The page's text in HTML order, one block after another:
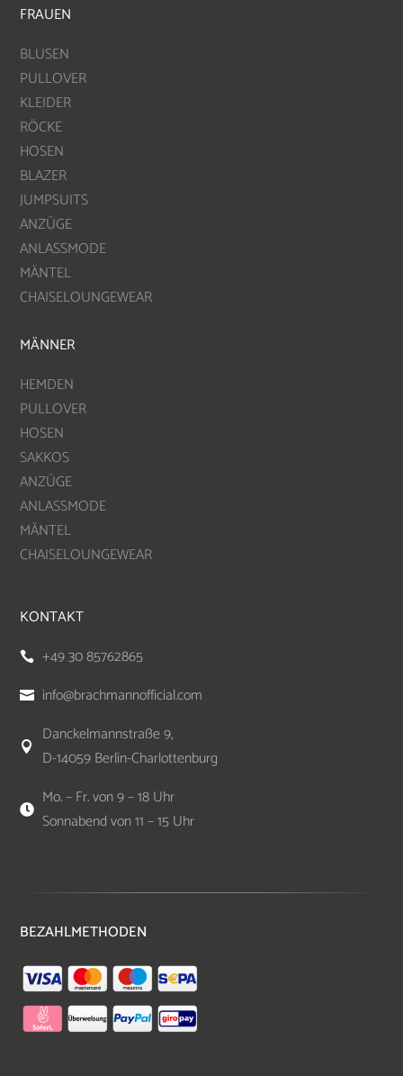
FRAUEN
BLUSEN
PULLOVER
KLEIDER
RÖCKE
HOSEN
BLAZER
JUMPSUITS
ANZÜGE
ANLASSMODE
MÄNTEL
CHAISELOUNGEWEAR
MÄNNER
HEMDEN
PULLOVER
HOSEN
SAKKOS
ANZÜGE
ANLASSMODE
MÄNTEL
CHAISELOUNGEWEAR
KONTAKT
 +49 30 85762865
 info@brachmannofficial.com

Danckelmannstraße 9,
D-14059 Berlin-Charlottenburg

Mo. – Fr. von 9 – 18 Uhr
Sonnabend von 11 – 15 Uhr
BEZAHLMETHODEN